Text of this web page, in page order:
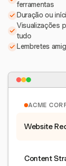
ferramentas
Duração ou
Visualizações
tudo
Lembretes
ACME
Website
Content